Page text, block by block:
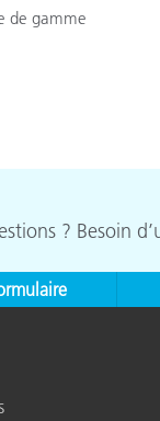
de gamme
? Besoin